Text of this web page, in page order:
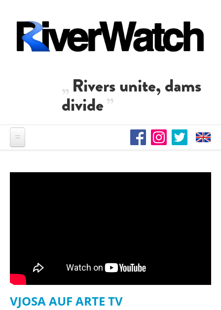
Rivers unite, dams
divide
VJOSA AUF ARTE TV